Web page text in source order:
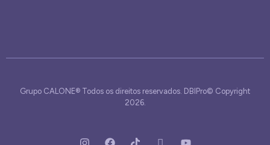
Grupo CALONE® Todos os direitos reservados. DBIPro© Copyright
2026.